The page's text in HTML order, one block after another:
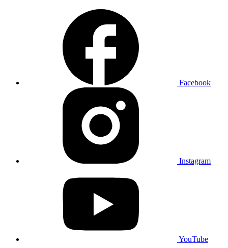
Facebook
Instagram
YouTube